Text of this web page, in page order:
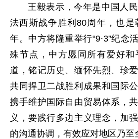
王毅表示，今年是中国人
法西斯战争胜利80周年，也是
年。中方将隆重举行“9·3”纪念
殊节点，中方愿同所有爱好和
道，铭记历史、缅怀先烈、珍
共同捍卫二战胜利成果和国际
携手维护国际自由贸易体系，
义，要践行多边主义理念，加
的沟通协调，有效应对地区乃至